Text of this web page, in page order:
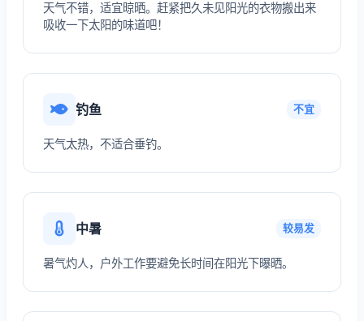
天气不错，适宜晾晒。赶紧把久未见阳光的衣物搬出来
吸收一下太阳的味道吧！
钓鱼 不宜
天气太热，不适合垂钓。
中暑 较易发
暑气灼人，户外工作要避免长时间在阳光下曝晒。